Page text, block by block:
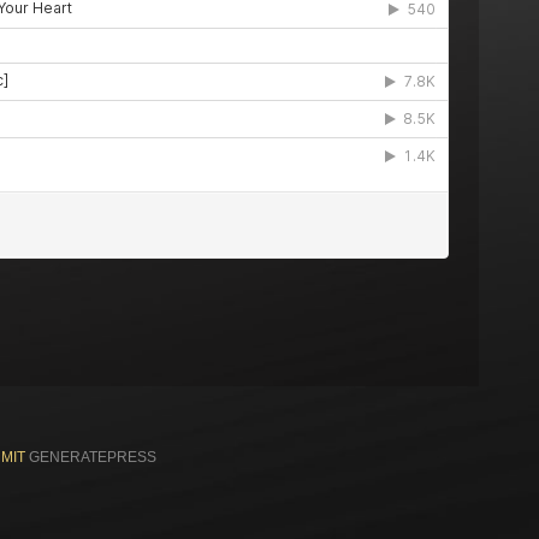
GENERATEPRESS